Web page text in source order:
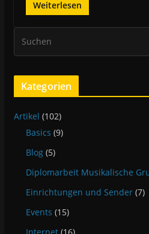
Weiterlesen
Kategorien
Artikel (102)
Basics (9)
Blog(5)
Diplomarbeit Musikalische
Einrichtungen und Sender(7)
Events (15)